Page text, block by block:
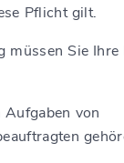
Pflicht gilt.
müssen Sie
von